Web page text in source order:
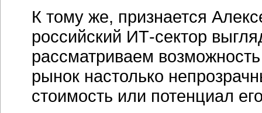
К тому же, признается
российский ИТ-сектор
рассматриваем
рынок настолько
стоимость или потенциал